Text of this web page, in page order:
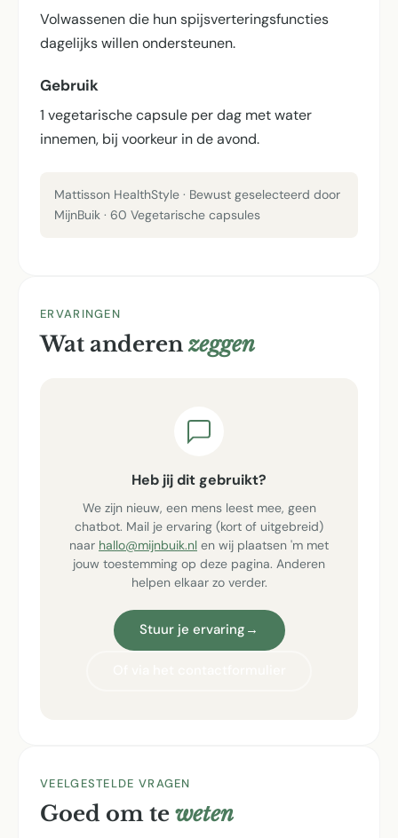
Volwassenen die hun spijsverterings­functies
dagelijks willen ondersteunen.
Gebruik
1 vegetarische capsule per dag met water
innemen, bij voorkeur in de avond.
Mattisson HealthStyle · Bewust geselecteerd door
MijnBuik · 60 Vegetarische capsules
ERVARINGEN
Wat anderenzeggen
Heb jij dit gebruikt?
We zijn nieuw, een mens leest mee, geen
chatbot. Mail je ervaring (kort of uitgebreid)
naar hallo@mijnbuik.nl en wij plaatsen 'm met
jouw toestemming op deze pagina. Anderen
helpen elkaar zo verder.
Stuur je ervaring →
VEELGESTELDE VRAGEN
Goed om te weten